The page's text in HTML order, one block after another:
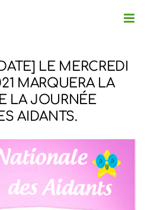
LE MERCREDI
MARQUERA LA
LA JOURNÉE
AIDANTS.